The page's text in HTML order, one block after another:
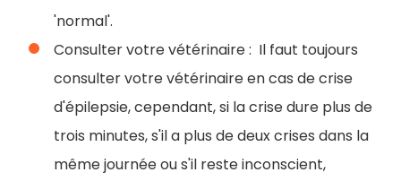
'normal'.
Consulter votre vétérinaire : Il faut toujours
consulter votre vétérinaire en cas de crise
d'épilepsie, cependant, si la crise dure plus de
trois minutes, s'il a plus de deux crises dans la
même journée ou s'il reste inconscient,